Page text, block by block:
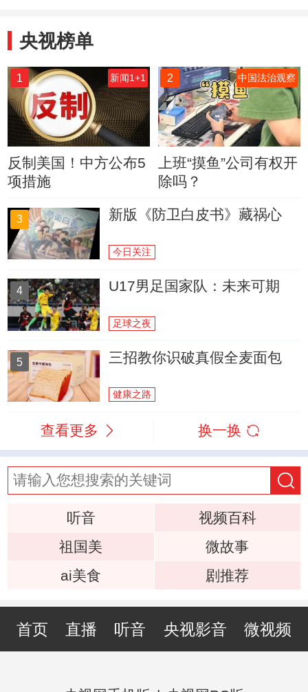
央视榜单
1 新闻1+1
反制美国！中方公布5
项措施
2 中国法治观察
上班“摸鱼”公司有权开
除吗？
3 新版《防卫白皮书》藏祸心
今日关注
4 U17男足国家队：未来可期
足球之夜
5 三招教你识破真假全麦面包
健康之路
查看更多 换一换
听音
视频百科
祖国美
微故事
ai美食
剧推荐
首页 直播 听音 央视影音 微视频